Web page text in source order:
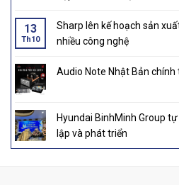
13
Th10
Sharp lên kế hoạch sản
nhiều công nghệ
Audio Note Nhật Bản
Hyundai BinhMinh Group
lập và phát triển